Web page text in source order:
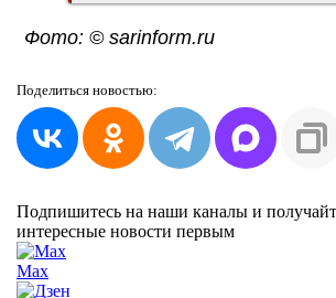
Фото: © sarinform.ru
Поделиться новостью:
Подпишитесь на наши каналы и
интересные новости первым
Max